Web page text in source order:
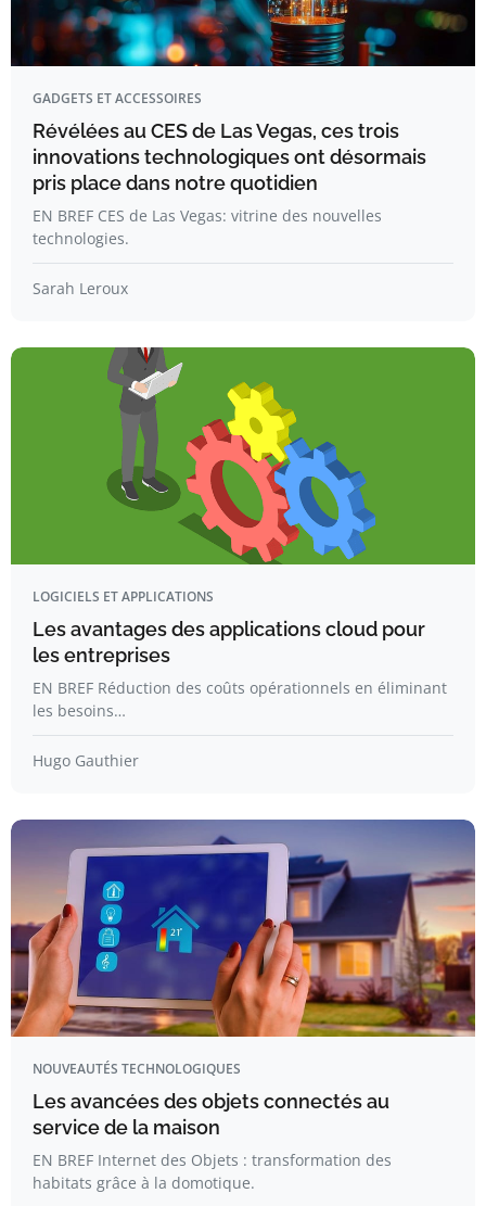
GADGETS ET ACCESSOIRES
Révélées au CES de Las Vegas, ces trois
innovations technologiques ont désormais
pris place dans notre quotidien
EN BREF CES de Las Vegas: vitrine des nouvelles
technologies.
Sarah Leroux
LOGICIELS ET APPLICATIONS
Les avantages des applications cloud pour
les entreprises
EN BREF Réduction des coûts opérationnels en éliminant
les besoins…
Hugo Gauthier
NOUVEAUTÉS TECHNOLOGIQUES
Les avancées des objets connectés au
service de la maison
EN BREF Internet des Objets : transformation des
habitats grâce à la domotique.